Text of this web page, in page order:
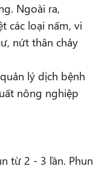
Ngoài ra,
các loại nấm, vi
nứt thân chảy
lý dịch bệnh
nông nghiệp
từ 2 - 3 lần. Phun